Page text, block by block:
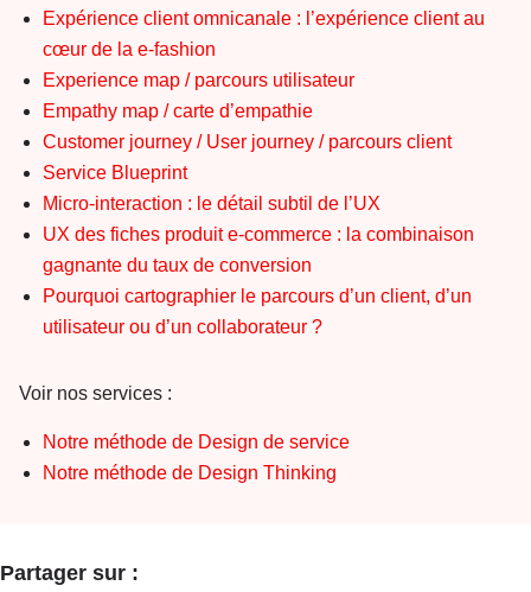
Expérience client omnicanale : l’expérience client au
cœur de la e-fashion
Experience map / parcours utilisateur
Empathy map / carte d’empathie
Customer journey / User journey / parcours client
Service Blueprint
Micro-interaction : le détail subtil de l’UX
UX des fiches produit e-commerce : la combinaison
gagnante du taux de conversion
Pourquoi cartographier le parcours d’un client, d’un
utilisateur ou d’un collaborateur ?
Voir nos services :
Notre méthode de Design de service
Notre méthode de Design Thinking
Partager sur :